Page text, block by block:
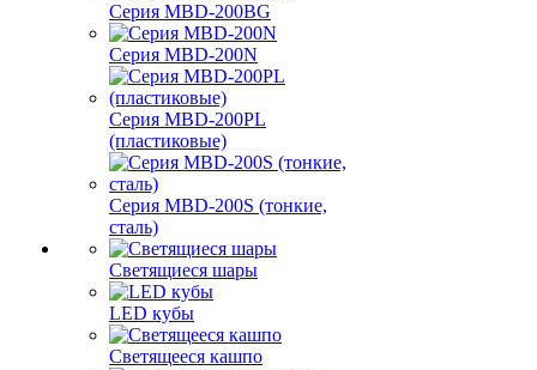
Серия MBD-200BG
Серия MBD-200N
Серия MBD-200PL
(пластиковые)
Серия MBD-200S (тонкие,
сталь)
Светящиеся шары
LED кубы
Светящееся кашпо